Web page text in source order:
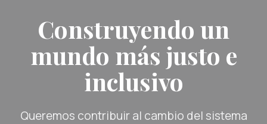
Construyendo un
mundo más justo e
inclusivo
Queremos contribuir al cambio del sistema